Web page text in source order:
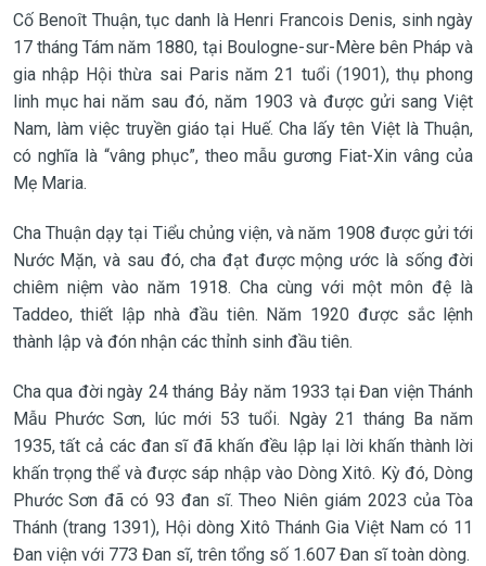
Cố Benoît Thuận, tục danh là Henri Francois Denis, sinh ngày
17 tháng Tám năm 1880, tại Boulogne-sur-Mère bên Pháp và
gia nhập Hội thừa sai Paris năm 21 tuổi (1901), thụ phong
linh mục hai năm sau đó, năm 1903 và được gửi sang Việt
Nam, làm việc truyền giáo tại Huế. Cha lấy tên Việt là Thuận,
có nghĩa là “vâng phục”, theo mẫu gương Fiat-Xin vâng của
Mẹ Maria.
Cha Thuận dạy tại Tiểu chủng viện, và năm 1908 được gửi tới
Nước Mặn, và sau đó, cha đạt được mộng ước là sống đời
chiêm niệm vào năm 1918. Cha cùng với một môn đệ là
Taddeo, thiết lập nhà đầu tiên. Năm 1920 được sắc lệnh
thành lập và đón nhận các thỉnh sinh đầu tiên.
Cha qua đời ngày 24 tháng Bảy năm 1933 tại Đan viện Thánh
Mẫu Phước Sơn, lúc mới 53 tuổi. Ngày 21 tháng Ba năm
1935, tất cả các đan sĩ đã khấn đều lập lại lời khấn thành lời
khấn trọng thể và được sáp nhập vào Dòng Xitô. Kỳ đó, Dòng
Phước Sơn đã có 93 đan sĩ. Theo Niên giám 2023 của Tòa
Thánh (trang 1391), Hội dòng Xitô Thánh Gia Việt Nam có 11
Đan viện với 773 Đan sĩ, trên tổng số 1.607 Đan sĩ toàn dòng.